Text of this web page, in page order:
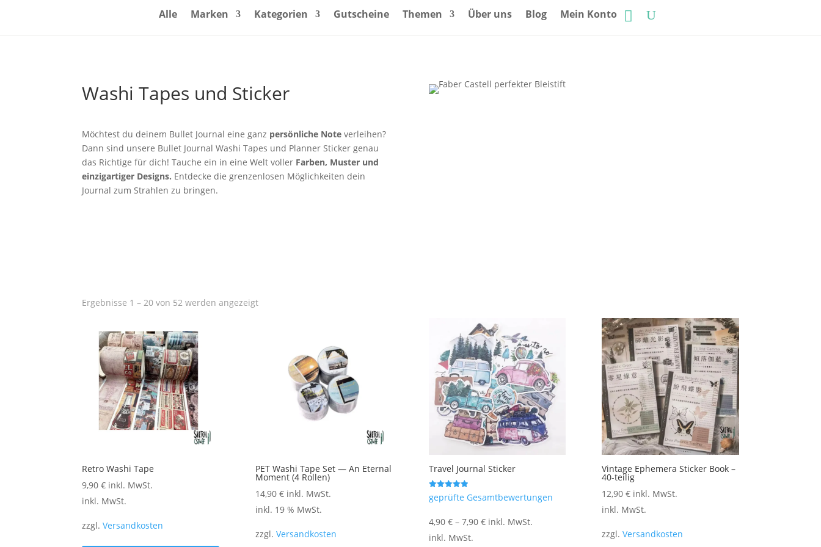
Alle Marken Kategorien Gutscheine Themen Über uns Blog Mein Konto
Washi Tapes und Sticker
Möchtest du deinem Bullet Journal eine ganz persönliche Noteverleihen?
Dann sind unsere Bullet Journal Washi Tapes und Planner Sticker genau
das Richtige für dich! Tauche ein in eine Welt voller Farben, Muster und
einzigartiger Designs. Entdecke die grenzenlosen Möglichkeiten dein
Journal zum Strahlen zu bringen.
Ergebnisse 1 – 20 von 52 werden angezeigtNach
Retro Washi Tape
9,90€ inkl. MwSt.
inkl. MwSt.
zzgl.Versandkosten
PET Washi Tape Set — An Eternal
Moment (4 Rollen)
14,90 € inkl. MwSt.
inkl. 19 % MwSt.
zzgl. Versandkosten
Travel Journal Sticker
Bewertet mit
5.00
geprüfte Gesamtbewertungen
4,90 €– 7,90 € inkl. MwSt.
inkl. MwSt.
Vintage Ephemera Sticker Book –
40-teilig
12,90€ inkl. MwSt.
inkl. MwSt.
zzgl.Versandkosten